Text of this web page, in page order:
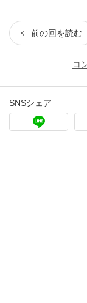
前の回を読む
コ
SNSシェア